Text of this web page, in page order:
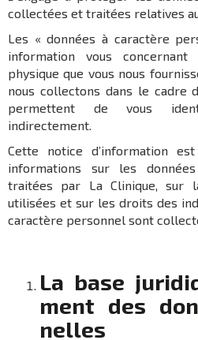
collectées et traitées relatives
Les « données à caractère
information vous
physique que vous nous
nous collectons dans le cadre
permettent de vous
indirectement.
Cette notice d’information
informations sur les
traitées par La Clinique, sur
utilisées et sur les droits des
caractère personnel sont
La base
ment des
nelles